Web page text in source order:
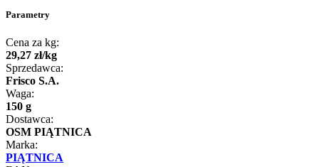
Parametry
Cena za kg:
29,27 zł/kg
Sprzedawca:
Frisco S.A.
Waga:
150 g
Dostawca:
OSM PIĄTNICA
Marka:
PIĄTNICA